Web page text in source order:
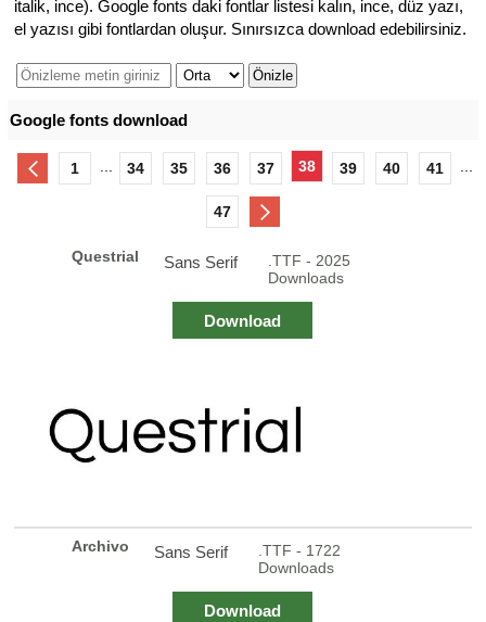
italik, ince). Google fonts daki fontlar listesi kalın, ince, düz yazı,
el yazısı gibi fontlardan oluşur. Sınırsızca download edebilirsiniz.
Google fonts download
1 34 35 36 37 38 39 40 41
47
Questrial Sans Serif
.TTF - 2025
Downloads
Download
Archivo Sans Serif
.TTF - 1722
Downloads
Download